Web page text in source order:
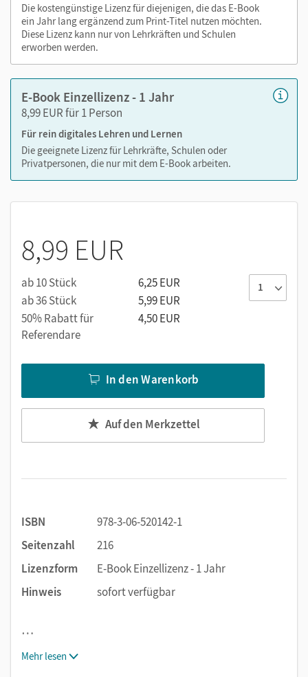
Die kostengünstige Lizenz für diejenigen, die das E-Book
ein Jahr lang ergänzend zum Print-Titel nutzen möchten.
Diese Lizenz kann nur von Lehrkräften und Schulen
erworben werden.
E-Book Einzellizenz - 1 Jahr
8,99 EUR für 1 Person
Für rein digitales Lehren und Lernen
Die geeignete Lizenz für Lehrkräfte, Schulen oder
Privatpersonen, die nur mit dem E-Book arbeiten.
8,99 EUR
ab 10 Stück
6,25 EUR
ab 36 Stück
5,99 EUR
50% Rabatt für
Referendare
4,50 EUR
In den Warenkorb
Auf den Merkzettel
ISBN
978-3-06-520142-1
Seitenzahl
216
Lizenzform
E-Book Einzellizenz - 1 Jahr
Hinweis
sofort verfügbar
…
Mehr lesen